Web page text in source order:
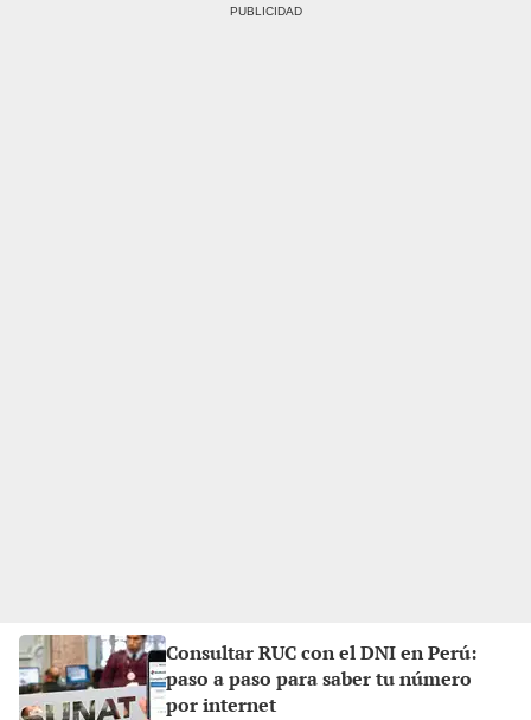
Consultar RUC con el DNI en Perú:
paso a paso para saber tu número
por internet